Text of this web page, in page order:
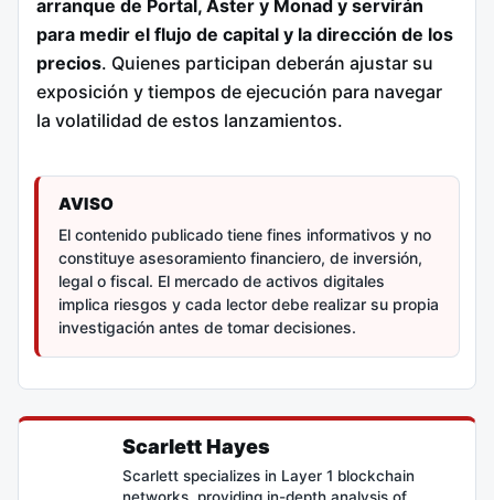
arranque de Portal, Aster y Monad y servirán
para medir el flujo de capital y la dirección de los
precios. Quienes participan deberán ajustar su
exposición y tiempos de ejecución para navegar
la volatilidad de estos lanzamientos.
AVISO
El contenido publicado tiene fines informativos y no
constituye asesoramiento financiero, de inversión,
legal o fiscal. El mercado de activos digitales
implica riesgos y cada lector debe realizar su propia
investigación antes de tomar decisiones.
Scarlett Hayes
Scarlett specializes in Layer 1 blockchain